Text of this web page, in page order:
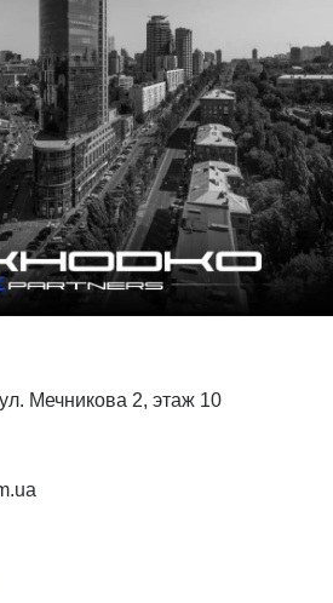
Мечникова 2, этаж 10